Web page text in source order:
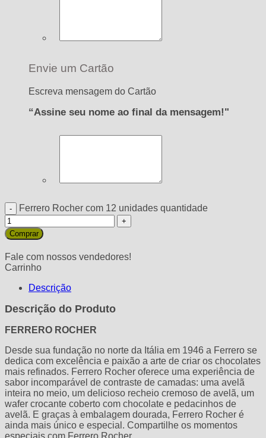
Envie um Cartão
Escreva mensagem do Cartão
“Assine seu nome ao final da mensagem!"
Ferrero Rocher com 12 unidades quantidade
Comprar
Fale com nossos vendedores!
Carrinho
Descrição
Descrição do Produto
FERRERO ROCHER
Desde sua fundação no norte da Itália em 1946 a Ferrero se
dedica com excelência e paixão a arte de criar os chocolates
mais refinados. Ferrero Rocher oferece uma experiência de
sabor incomparável de contraste de camadas: uma avelã
inteira no meio, um delicioso recheio cremoso de avelã, um
wafer crocante coberto com chocolate e pedacinhos de
avelã. E graças à embalagem dourada, Ferrero Rocher é
ainda mais único e especial. Compartilhe os momentos
especiais com Ferrero Rocher.